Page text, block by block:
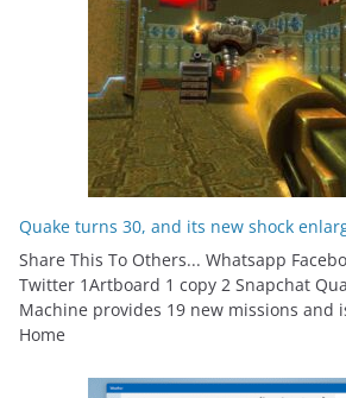
Quake turns 30, and its new shock
Share This To Others... Whatsapp
Twitter 1Artboard 1 copy 2 Snapchat
Machine provides 19 new missions and
Home